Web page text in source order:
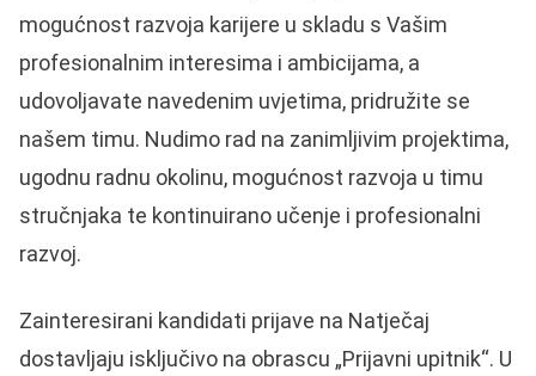
mogućnost razvoja karijere u skladu s Vašim
profesionalnim interesima i ambicijama, a
udovoljavate navedenim uvjetima, pridružite se
našem timu. Nudimo rad na zanimljivim projektima,
ugodnu radnu okolinu, mogućnost razvoja u timu
stručnjaka te kontinuirano učenje i profesionalni
razvoj.
Zainteresirani kandidati prijave na Natječaj
dostavljaju isključivo na obrascu „Prijavni upitnik“. U